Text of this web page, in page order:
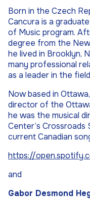
Born in the Czech
Cancura is a
of Music program.
degree from the
he lived in Brooklyn,
many professional
as a leader in the
Now based in
director of the
he was the musical
Center’s Crossroads
current Canadian
https://
and
Gabor Desmond